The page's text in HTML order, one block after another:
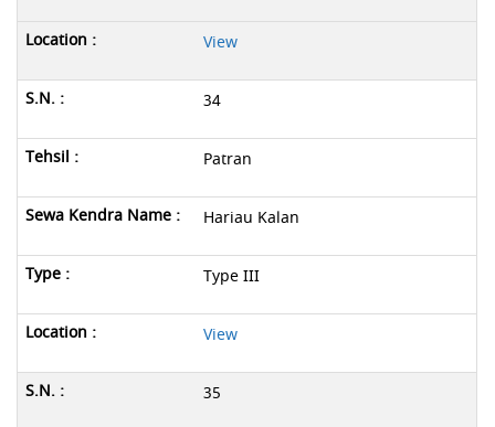
View
34
Patran
Hariau Kalan
Type III
View
35